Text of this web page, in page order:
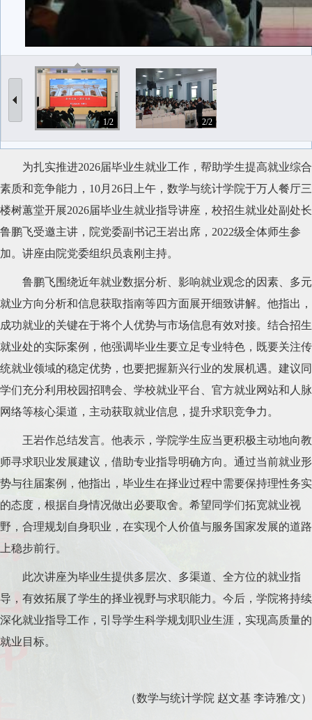
1/2 2/2
为扎实推进2026届毕业生就业工作，帮助学生提高就业综合
素质和竞争能力 ， 10月26日上午 ，数学与统计学院于万人餐厅三
楼树蕙堂开展2026届毕业生就业指导讲座， 校招生就业处副 处长
鲁鹏飞受邀主讲 ， 院党委副书记王岩出席， 2022级全体师生参
加。 讲座由院党委组织员袁刚主持。
鲁鹏飞围绕近年就业数据分析、 影响就业观念的因素、 多元
就业方向分析和信息获取指南等四方面展开细致讲解。他指出，
成功就业的关键在于将个人优势与市场信息有效对接。结合招生
就业处的实际案例，他强调毕业生要立足专业特色，既要关注传
统就业领域的稳定优势，也要把握新兴行业的发展机遇。建议同
学们充分利用校园招聘会、学校就业平台、官方就业网站和人脉
网络等核心渠道，主动获取就业信息，提升求职竞争力。
王岩作总结发言。 他表示，学院学生应当更积极主动地向教
师寻求职业发展建议，借助专业指导明确方向。通过当前就业形
势与往届案例，他指出 ， 毕业生在择业过程中需要保持理性务实
的态度，根据自身情况做出必要取舍。希望同学们拓宽就业视
野，合理规划自身职业，在实现个人价值与服务国家发展的道路
上稳步前行。
此次讲座为毕业生提供多层次、多渠道、全方位的就业指
导，有效拓展了学生的择业视野与求职能力。今后，学院将持续
深化就业指导工作，引导学生科学规划职业生涯，实现高质量的
就业目标。
（数学与统计学院 赵文基 李诗雅/文）